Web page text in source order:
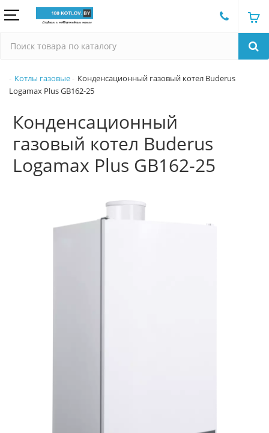
Котлы газовые
Конденсационный газовый котел Buderus
Logamax Plus GB162-25
Конденсационный
газовый котел Buderus
Logamax Plus GB162-25